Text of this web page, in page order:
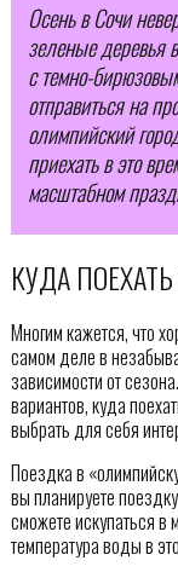
Осень в Сочи
зеленые деревья
с темно-
отправиться на
олимпийский
приехать в это
масштабном
КУДА
Многим кажется, что
самом деле в
зависимости от
вариантов, куда
выбрать для себя
Поездка в
вы планируете
сможете искупаться в
температура воды в